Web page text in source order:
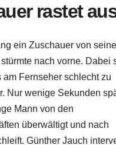
rastet
ein Zuschauer von
nach vorne. Dabei
am Fernseher schlecht zu
Nur wenige Sekunden
Mann von den
überwältigt und nach
Günther Jauch